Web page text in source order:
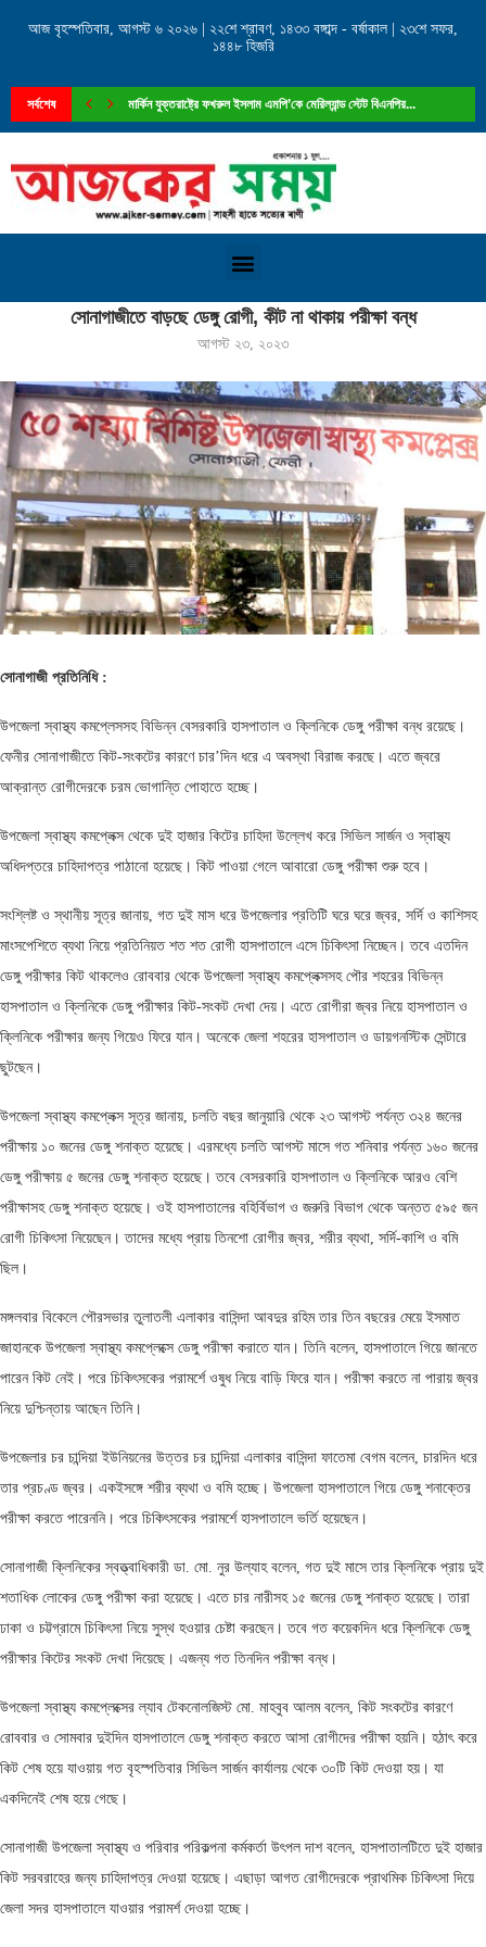
আজ বৃহস্পতিবার, আগস্ট ৬ ২০২৬ | ২২শে শ্রাবণ, ১৪৩৩ বঙ্গাব্দ - বর্ষাকাল | ২৩শে সফর,
১৪৪৮ হিজরি
সর্বশেষ মার্কিন যুক্তরাষ্ট্রে ফখরুল ইসলাম এমপি’কে মেরিল্যান্ড স্টেট বিএনপির...
সোনাগাজীতে বাড়ছে ডেঙ্গু রোগী, কীট না থাকায় পরীক্ষা বন্ধ
সোনাগাজীতে বাড়ছে ডেঙ্গু রোগী, কীট না থাকায় পরীক্ষা বন্ধ
আগস্ট ২৩, ২০২৩
সোনাগাজী প্রতিনিধি :
উপজেলা স্বাস্থ্য কমপ্লেসসহ বিভিন্ন বেসরকারি হাসপাতাল ও ক্লিনিকে ডেঙ্গু পরীক্ষা বন্ধ রয়েছে।
ফেনীর সোনাগাজীতে কিট-সংকটের কারণে চার’দিন ধরে এ অবস্থা বিরাজ করছে। এতে জ্বরে
আক্রান্ত রোগীদেরকে চরম ভোগান্তি পোহাতে হচ্ছে।
উপজেলা স্বাস্থ্য কমপ্লেক্স থেকে দুই হাজার কিটের চাহিদা উল্লেখ করে সিভিল সার্জন ও স্বাস্থ্য
অধিদপ্তরে চাহিদাপত্র পাঠানো হয়েছে। কিট পাওয়া গেলে আবারো ডেঙ্গু পরীক্ষা শুরু হবে।
সংশ্লিষ্ট ও স্থানীয় সূত্র জানায়, গত দুই মাস ধরে উপজেলার প্রতিটি ঘরে ঘরে জ্বর, সর্দি ও কাশিসহ
মাংসপেশিতে ব্যথা নিয়ে প্রতিনিয়ত শত শত রোগী হাসপাতালে এসে চিকিৎসা নিচ্ছেন। তবে এতদিন
ডেঙ্গু পরীক্ষার কিট থাকলেও রোববার থেকে উপজেলা স্বাস্থ্য কমপ্লেক্সসহ পৌর শহরের বিভিন্ন
হাসপাতাল ও ক্লিনিকে ডেঙ্গু পরীক্ষার কিট-সংকট দেখা দেয়। এতে রোগীরা জ্বর নিয়ে হাসপাতাল ও
ক্লিনিকে পরীক্ষার জন্য গিয়েও ফিরে যান। অনেকে জেলা শহরের হাসপাতাল ও ডায়গনস্টিক সেন্টারে
ছুটছেন।
উপজেলা স্বাস্থ্য কমপ্লেক্স সূত্র জানায়, চলতি বছর জানুয়ারি থেকে ২৩ আগস্ট পর্যন্ত ৩২৪ জনের
পরীক্ষায় ১০ জনের ডেঙ্গু শনাক্ত হয়েছে। এরমধ্যে চলতি আগস্ট মাসে গত শনিবার পর্যন্ত ১৬০ জনের
ডেঙ্গু পরীক্ষায় ৫ জনের ডেঙ্গু শনাক্ত হয়েছে। তবে বেসরকারি হাসপাতাল ও ক্লিনিকে আরও বেশি
পরীক্ষাসহ ডেঙ্গু শনাক্ত হয়েছে। ওই হাসপাতালের বহির্বিভাগ ও জরুরি বিভাগ থেকে অন্তত ৫৯৫ জন
রোগী চিকিৎসা নিয়েছেন। তাদের মধ্যে প্রায় তিনশো রোগীর জ্বর, শরীর ব্যথা, সর্দি-কাশি ও বমি
ছিল।
মঙ্গলবার বিকেলে পৌরসভার তুলাতলী এলাকার বাসিন্দা আবদুর রহিম তার তিন বছরের মেয়ে ইসমাত
জাহানকে উপজেলা স্বাস্থ্য কমপ্লেক্সে ডেঙ্গু পরীক্ষা করাতে যান। তিনি বলেন, হাসপাতালে গিয়ে জানতে
পারেন কিট নেই। পরে চিকিৎসকের পরামর্শে ওষুধ নিয়ে বাড়ি ফিরে যান। পরীক্ষা করতে না পারায় জ্বর
নিয়ে দুশ্চিন্তায় আছেন তিনি।
উপজেলার চর চান্দিয়া ইউনিয়নের উত্তর চর চান্দিয়া এলাকার বাসিন্দা ফাতেমা বেগম বলেন, চারদিন ধরে
তার প্রচণ্ড জ্বর। একইসঙ্গে শরীর ব্যথা ও বমি হচ্ছে। উপজেলা হাসপাতালে গিয়ে ডেঙ্গু শনাক্তের
পরীক্ষা করতে পারেননি। পরে চিকিৎসকের পরামর্শে হাসপাতালে ভর্তি হয়েছেন।
সোনাগাজী ক্লিনিকের স্বত্ত্বাধিকারী ডা. মো. নুর উল্যাহ বলেন, গত দুই মাসে তার ক্লিনিকে প্রায় দুই
শতাধিক লোকের ডেঙ্গু পরীক্ষা করা হয়েছে। এতে চার নারীসহ ১৫ জনের ডেঙ্গু শনাক্ত হয়েছে। তারা
ঢাকা ও চট্টগ্রামে চিকিৎসা নিয়ে সুস্থ হওয়ার চেষ্টা করছেন। তবে গত কয়েকদিন ধরে ক্লিনিকে ডেঙ্গু
পরীক্ষার কিটের সংকট দেখা দিয়েছে। এজন্য গত তিনদিন পরীক্ষা বন্ধ।
উপজেলা স্বাস্থ্য কমপ্লেক্সের ল্যাব টেকনোলজিস্ট মো. মাহবুব আলম বলেন, কিট সংকটের কারণে
রোববার ও সোমবার দুইদিন হাসপাতালে ডেঙ্গু শনাক্ত করতে আসা রোগীদের পরীক্ষা হয়নি। হঠাৎ করে
কিট শেষ হয়ে যাওয়ায় গত বৃহস্পতিবার সিভিল সার্জন কার্যালয় থেকে ৩০টি কিট দেওয়া হয়। যা
একদিনেই শেষ হয়ে গেছে।
সোনাগাজী উপজেলা স্বাস্থ্য ও পরিবার পরিকল্পনা কর্মকর্তা উৎপল দাশ বলেন, হাসপাতালটিতে দুই হাজার
কিট সরবরাহের জন্য চাহিদাপত্র দেওয়া হয়েছে। এছাড়া আগত রোগীদেরকে প্রাথমিক চিকিৎসা দিয়ে
জেলা সদর হাসপাতালে যাওয়ার পরামর্শ দেওয়া হচ্ছে।